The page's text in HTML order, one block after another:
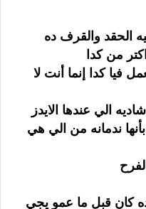
الحقد والقرف ده
من كدا
فيا كدا إنما أنت لا
الي عندها الايدز
ندمانه من الي هي
كان قبل ما عمو يجي